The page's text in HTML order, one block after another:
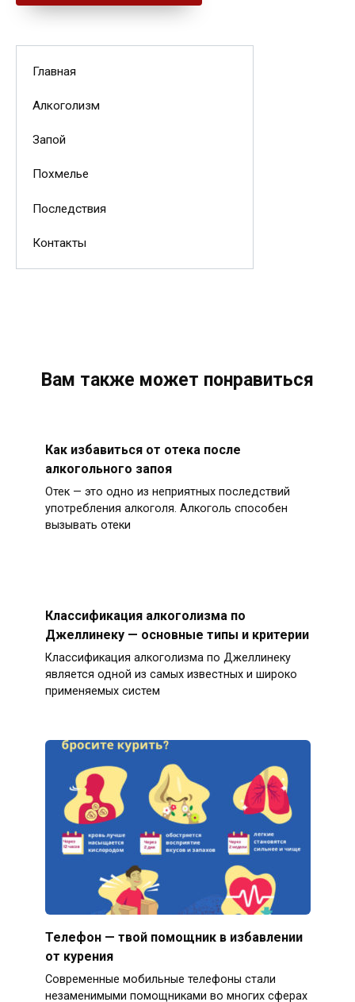
Главная
Алкоголизм
Запой
Похмелье
Последствия
Контакты
Вам также может понравиться
Как избавиться от отека после
алкогольного запоя
Отек — это одно из неприятных последствий
употребления алкоголя. Алкоголь способен
вызывать отеки
Классификация алкоголизма по
Джеллинеку — основные типы и критерии
Классификация алкоголизма по Джеллинеку
является одной из самых известных и широко
применяемых систем
Телефон — твой помощник в избавлении
от курения
Современные мобильные телефоны стали
незаменимыми помощниками во многих сферах